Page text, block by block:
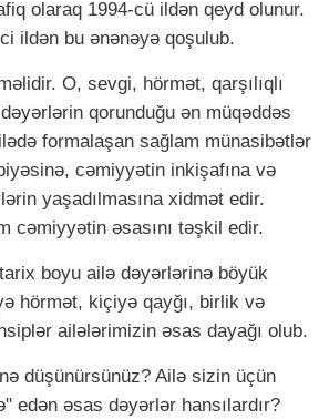
olaraq 1994-cü ildən qeyd olunur.
ildən bu ənənəyə qoşulub.
O, sevgi, hörmət, qarşılıqlı
qorunduğu ən müqəddəs
formalaşan sağlam münasibətlər
cəmiyyətin inkişafına və
yaşadılmasına xidmət edir.
cəmiyyətin əsasını təşkil edir.
boyu ailə dəyərlərinə böyük
hörmət, kiçiyə qayğı, birlik və
ailələrimizin əsas dayağı olub.
düşünürsünüz? Ailə sizin üçün
edən əsas dəyərlər hansılardır?